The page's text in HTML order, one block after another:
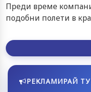
Преди време
подобни полети в
РЕКЛАМИРАЙ